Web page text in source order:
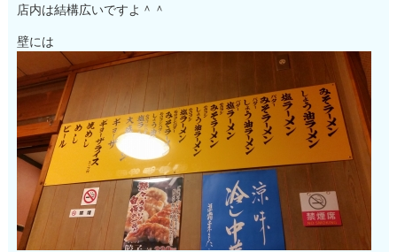
店内は結構広いですよ＾＾
壁には